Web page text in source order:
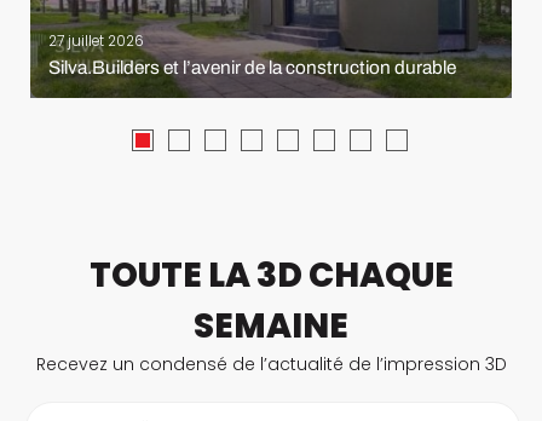
27 juillet 2026
Silva.Builders et l’avenir de la construction durable
TOUTE LA 3D CHAQUE
SEMAINE
Recevez un condensé de l’actualité de l’impression 3D